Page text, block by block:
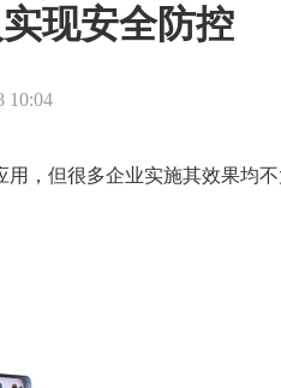
现安全防控
10:04
，但很多企业实施其效果均